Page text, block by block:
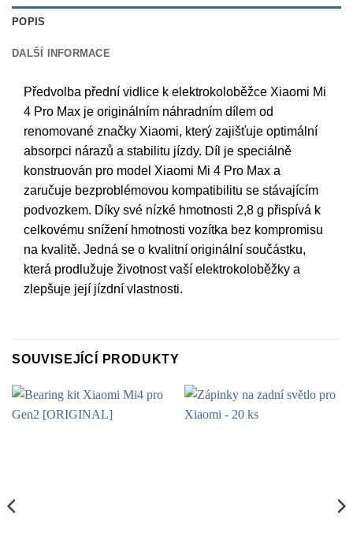
POPIS
DALŠÍ INFORMACE
Předvolba přední vidlice k elektrokoloběžce Xiaomi Mi
4 Pro Max je originálním náhradním dílem od
renomované značky Xiaomi, který zajišťuje optimální
absorpci nárazů a stabilitu jízdy. Díl je speciálně
konstruován pro model Xiaomi Mi 4 Pro Max a
zaručuje bezproblémovou kompatibilitu se stávajícím
podvozkem. Díky své nízké hmotnosti 2,8 g přispívá k
celkovému snížení hmotnosti vozítka bez kompromisu
na kvalitě. Jedná se o kvalitní originální součástku,
která prodlužuje životnost vaší elektrokoloběžky a
zlepšuje její jízdní vlastnosti.
SOUVISEJÍCÍ PRODUKTY